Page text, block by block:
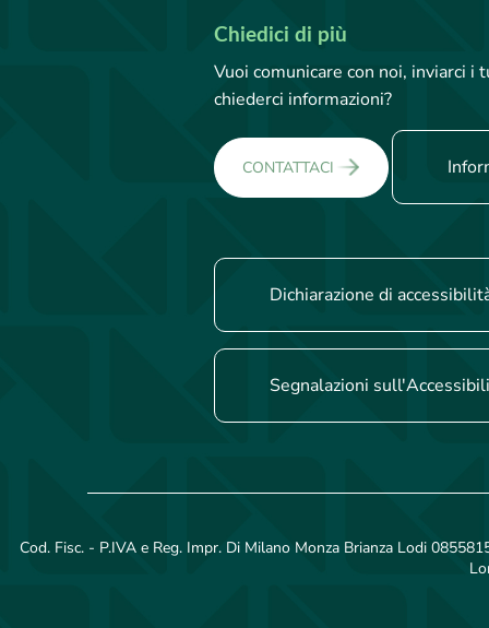
Chiedici di più
Vuoi comunicare con noi, inviarci
chiederci informazioni?
CONTATTACI
Dichiarazione di
Segnalazioni
Cod. Fisc. - P.IVA e Reg. Impr. Di Milano Monza Brianza Lodi